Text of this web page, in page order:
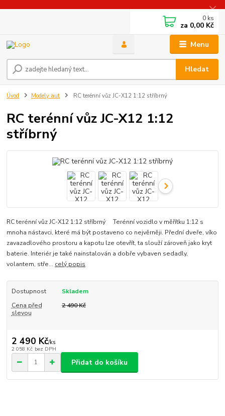
Menu
Hledat
0 ks
za 0,00 Kč
Úvod Modely aut RC terénní vůz JC-X12 1:12 stříbrný
RC terénní vůz JC-X12 1:12
stříbrný
RC terénní vůz JC-X12 1:12 stříbrný Terénní vozidlo v měřítku 1:12 s
mnoha nástavci, které má být postaveno co nejvěrněji. Přední dveře, víko
zavazadlového prostoru a kapotu lze otevřít, ta slouží zároveň jako kryt
baterie. Interiér je také nainstalován a dobře vybaven sedadly,
volantem, stře... celý popis
Dostupnost
Skladem
Cena před
slevou
2 490 Kč
2 490 Kč/ks
2 058 Kč bez DPH
Přidat do košíku